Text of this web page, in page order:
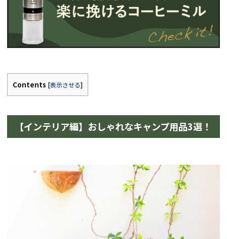
Contents [表示させる]
【インテリア編】おしゃれなキャンプ用品3選！